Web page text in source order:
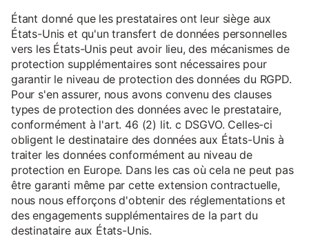
Étant donné que les prestataires ont leur siège aux
États-Unis et qu'un transfert de données personnelles
vers les États-Unis peut avoir lieu, des mécanismes de
protection supplémentaires sont nécessaires pour
garantir le niveau de protection des données du RGPD.
Pour s'en assurer, nous avons convenu des clauses
types de protection des données avec le prestataire,
conformément à l'art. 46 (2) lit. c DSGVO. Celles-ci
obligent le destinataire des données aux États-Unis à
traiter les données conformément au niveau de
protection en Europe. Dans les cas où cela ne peut pas
être garanti même par cette extension contractuelle,
nous nous efforçons d'obtenir des réglementations et
des engagements supplémentaires de la part du
destinataire aux États-Unis.